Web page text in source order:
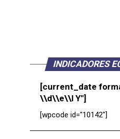
INDICADORES
[current_date
\\d\\e\\l Y"]
[wpcode id="10142"]